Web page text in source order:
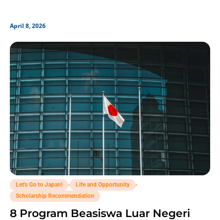
April 8, 2026
Let's Go to Japan! Life and Opportunity
Scholarship Recommendation
8 Program Beasiswa Luar Negeri